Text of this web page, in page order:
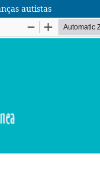
autistas